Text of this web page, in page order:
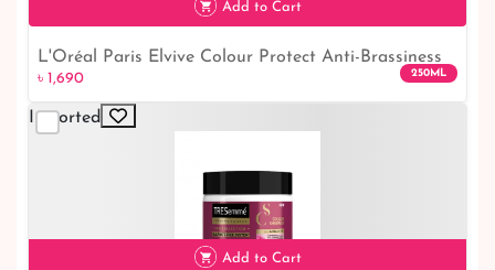
৳ 1,690
Add to Cart
L'Oréal Paris Elvive Colour Protect Anti-Brassiness
Purple Mask 250ml
৳ 1,690 250ML
Imported
Add to Cart